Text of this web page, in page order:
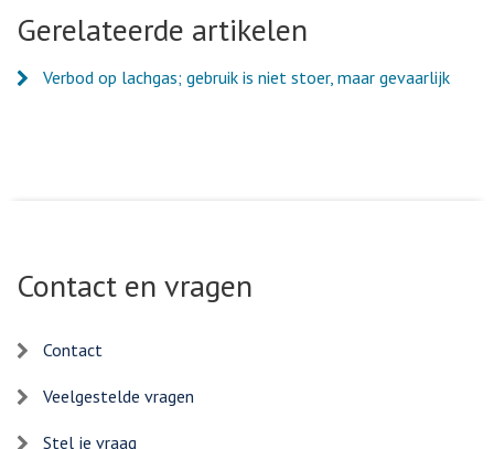
mail
Gerelateerde artikelen
Verbod op lachgas; gebruik is niet stoer, maar gevaarlijk
Contact en vragen
Contact
Veelgestelde vragen
Stel je vraag